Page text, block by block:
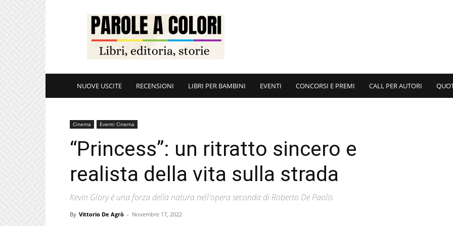
ParoleAColori
NUOVE USCITE RECENSIONI LIBRI PER BAMBINI EVENTI CONCORSI E PREMI CALL PER AUTORI
Cinema Eventi Cinema
“Princess”: un ritratto sincero e
realista della vita sulla strada
Kevin Glory è una forza della natura nell'opera seconda di Roberto De Paolis
By Vittorio De Agrò - Novembre 17, 2022